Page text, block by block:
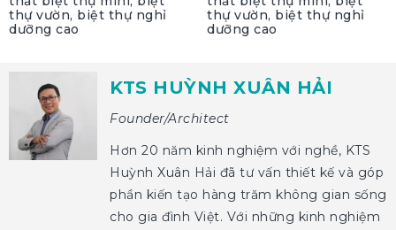
thự vườn, biệt thự nghỉ
dưỡng cao
thự vườn, biệt thự nghỉ
dưỡng cao
KTS HUỲNH XUÂN HẢI
Founder/Architect
Hơn 20 năm kinh nghiệm với nghề, KTS
Huỳnh Xuân Hải đã tư vấn thiết kế và góp
phần kiến tạo hàng trăm không gian sống
cho gia đình Việt. Với những kinh nghiệm